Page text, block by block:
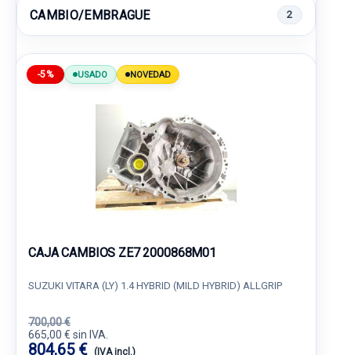
CAMBIO/EMBRAGUE 2
-5% USADO NOVEDAD
CAJA CAMBIOS ZE7 2000868M01
SUZUKI VITARA (LY) 1.4 HYBRID (MILD HYBRID) ALLGRIP
700,00 €
665,00 € sin IVA.
804,65 € (IVA incl.)